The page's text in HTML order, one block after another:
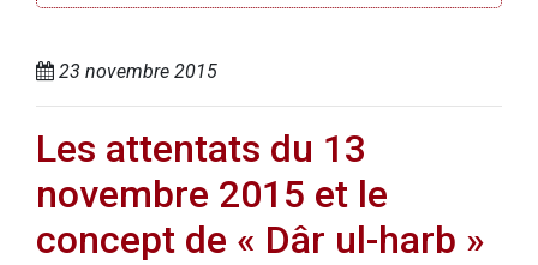
23 novembre 2015
Les attentats du 13
novembre 2015 et le
concept de « Dâr ul-harb »